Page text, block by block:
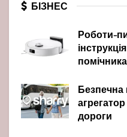
БІЗНЕС
Роботи-
Безпечна
дороги